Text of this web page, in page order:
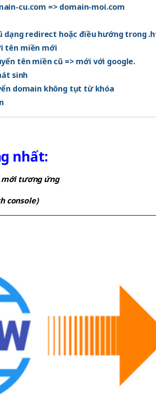
cu.com => domain-moi.com
dạng redirect hoặc điều hướng trong
tên miền mới
tên miền cũ => mới với google.
sinh
domain không tụt từ khóa
nhất:
mới tương ứng
console)